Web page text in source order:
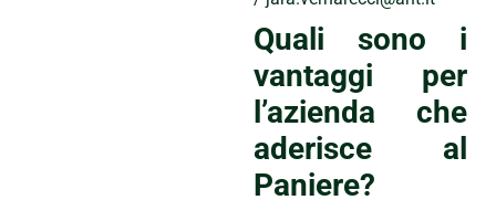
Quali sono i
vantaggi per
l’azienda che
aderisce al
Paniere?